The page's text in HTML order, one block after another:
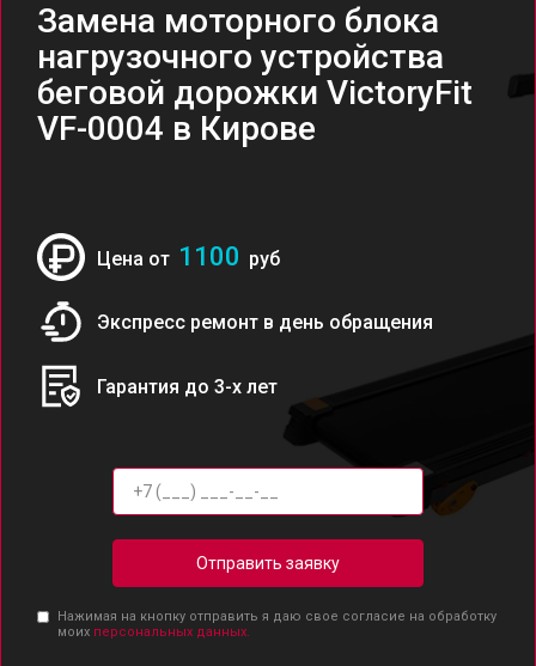
Замена моторного блока
нагрузочного устройства
беговой дорожки VictoryFit
VF-0004 в Кирове
Цена от 1100 руб
Экспресс ремонт в день обращения
Гарантия до 3-х лет
Отправить заявку
Нажимая на кнопку отправить я даю свое согласие на обработку
моих персональных данных.